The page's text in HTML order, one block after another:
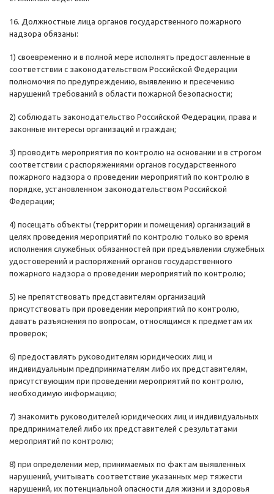
16. Должностные лица органов государственного пожарного
надзора обязаны:
1) своевременно и в полной мере исполнять предоставленные в
соответствии с законодательством Российской Федерации
полномочия по предупреждению, выявлению и пресечению
нарушений требований в области пожарной безопасности;
2) соблюдать законодательство Российской Федерации, права и
законные интересы организаций и граждан;
3) проводить мероприятия по контролю на основании и в строгом
соответствии с распоряжениями органов государственного
пожарного надзора о проведении мероприятий по контролю в
порядке, установленном законодательством Российской
Федерации;
4) посещать объекты (территории и помещения) организаций в
целях проведения мероприятий по контролю только во время
исполнения служебных обязанностей при предъявлении служебных
удостоверений и распоряжений органов государственного
пожарного надзора о проведении мероприятий по контролю;
5) не препятствовать представителям организаций
присутствовать при проведении мероприятий по контролю,
давать разъяснения по вопросам, относящимся к предметам их
проверок;
6) предоставлять руководителям юридических лиц и
индивидуальным предпринимателям либо их представителям,
присутствующим при проведении мероприятий по контролю,
необходимую информацию;
7) знакомить руководителей юридических лиц и индивидуальных
предпринимателей либо их представителей с результатами
мероприятий по контролю;
8) при определении мер, принимаемых по фактам выявленных
нарушений, учитывать соответствие указанных мер тяжести
нарушений, их потенциальной опасности для жизни и здоровья